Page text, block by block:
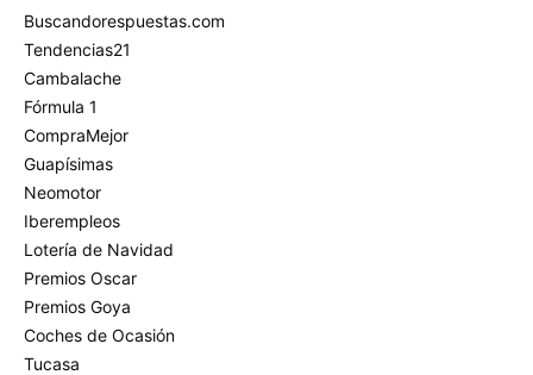
Buscandorespuestas.com
Tendencias21
Cambalache
Fórmula 1
CompraMejor
Guapísimas
Neomotor
Iberempleos
Lotería de Navidad
Premios Oscar
Premios Goya
Coches de Ocasión
Tucasa